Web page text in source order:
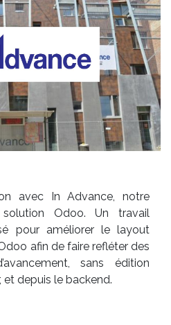
avec In Advance, notre
Odoo. Un travail
pour améliorer le layout
afin de faire refléter des
sans édition
et depuis le backend.